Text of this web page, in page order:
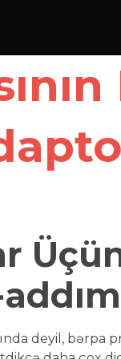
deyil, bərpa